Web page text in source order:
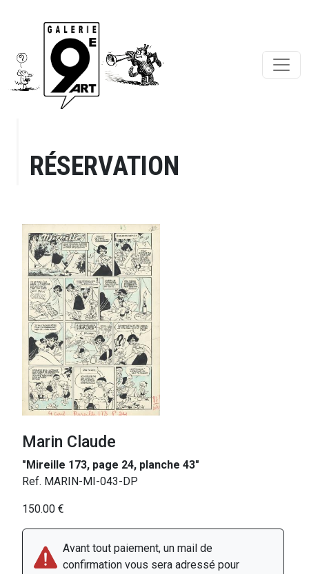
RÉSERVATION
Marin Claude
"Mireille 173, page 24, planche 43"
Ref. MARIN-MI-043-DP
150.00 €
Avant tout paiement, un mail de
confirmation vous sera adressé pour